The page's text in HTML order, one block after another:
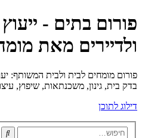
פורום בתים -
ולדיירים מאת
פורום מומחים לבית ולבית המשותף:
בדק בית, גינון, משכנתאות, שיפוץ,
דילוג לתוכן